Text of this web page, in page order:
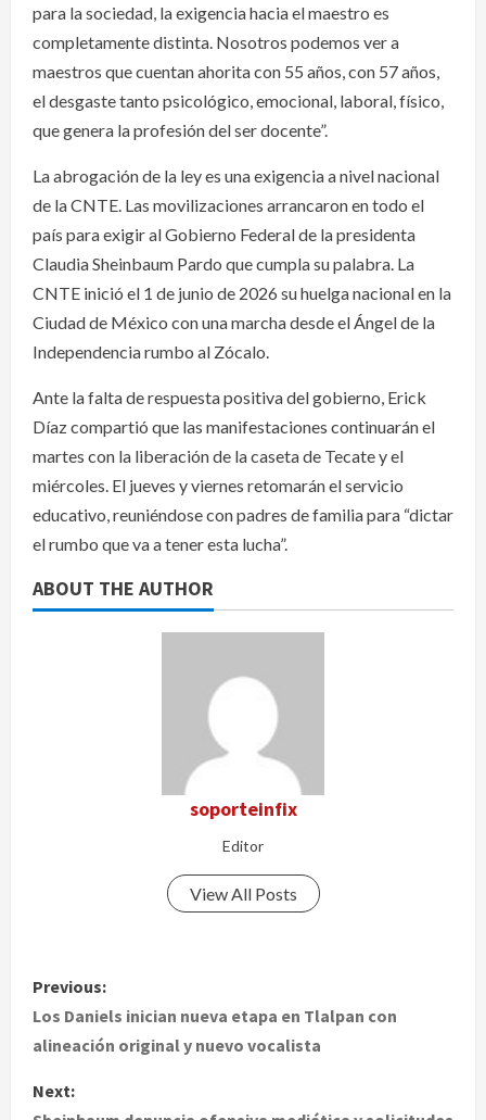
para la sociedad, la exigencia hacia el maestro es
completamente distinta. Nosotros podemos ver a
maestros que cuentan ahorita con 55 años, con 57 años,
el desgaste tanto psicológico, emocional, laboral, físico,
que genera la profesión del ser docente”.
La abrogación de la ley es una exigencia a nivel nacional
de la CNTE. Las movilizaciones arrancaron en todo el
país para exigir al Gobierno Federal de la presidenta
Claudia Sheinbaum Pardo que cumpla su palabra. La
CNTE inició el 1 de junio de 2026 su huelga nacional en la
Ciudad de México con una marcha desde el Ángel de la
Independencia rumbo al Zócalo.
Ante la falta de respuesta positiva del gobierno, Erick
Díaz compartió que las manifestaciones continuarán el
martes con la liberación de la caseta de Tecate y el
miércoles. El jueves y viernes retomarán el servicio
educativo, reuniéndose con padres de familia para “dictar
el rumbo que va a tener esta lucha”.
ABOUT THE AUTHOR
soporteinfix
Editor
View All Posts
P
o
Previous:
Los Daniels inician nueva etapa en Tlalpan con
alineación original y nuevo vocalista
Next: